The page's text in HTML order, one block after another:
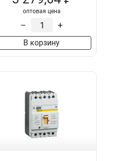
оптовая цена
– +
В корзину